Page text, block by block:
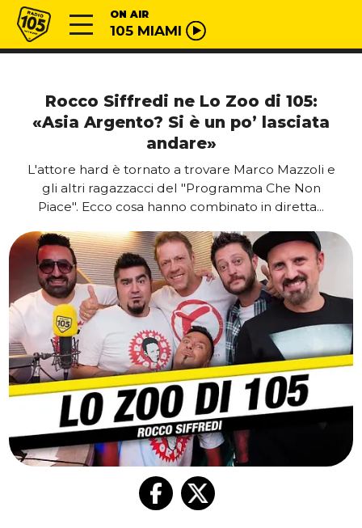
Vai al contenuto
Radio 105 ON AIR
105 MIAMI
Rocco Siffredi ne Lo Zoo di 105:
«Asia Argento? Si è un po’ lasciata
andare»
L'attore hard è tornato a trovare Marco Mazzoli e
gli altri ragazzacci del "Programma Che Non
Piace". Ecco cosa hanno combinato in diretta...